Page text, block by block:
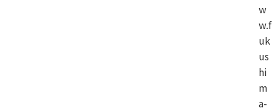
w
w.f
uk
us
hi
m
a-